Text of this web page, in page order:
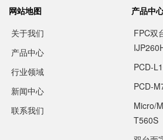
网站地图
关于我们
产品中心
行业领域
新闻中心
联系我们
产品中
FPC双
PCD-
PCD-
Micro/
T560S